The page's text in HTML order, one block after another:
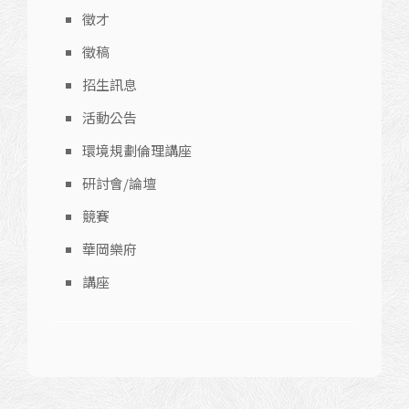
徵才
徵稿
招生訊息
活動公告
環境規劃倫理講座
研討會/論壇
競賽
華岡樂府
講座